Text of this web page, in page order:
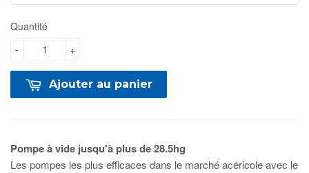
Quantité
+
-
Ajouter au panier
Pompe à vide jusqu'à plus de 28.5hg
Les pompes les plus efficaces dans le marché acéricole avec le